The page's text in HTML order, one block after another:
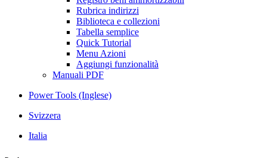
Rubrica indirizzi
Biblioteca e collezioni
Tabella semplice
Quick Tutorial
Menu Azioni
Aggiungi funzionalità
Manuali PDF
Power Tools (Inglese)
Svizzera
Italia